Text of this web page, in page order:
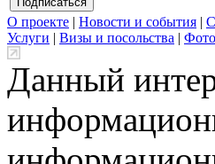
О проекте | Новости и события |
Услуги | Визы и посольства |
Данный